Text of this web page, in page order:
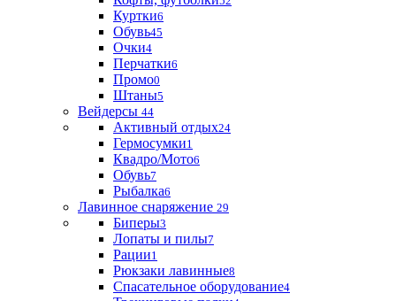
Куртки6
Обувь45
Очки4
Перчатки6
Промо0
Штаны5
Вейдерсы 44
Активный отдых24
Гермосумки1
Квадро/Мото6
Обувь7
Рыбалка6
Лавинное снаряжение 29
Биперы3
Лопаты и пилы7
Рации1
Рюкзаки лавинные8
Спасательное оборудование4